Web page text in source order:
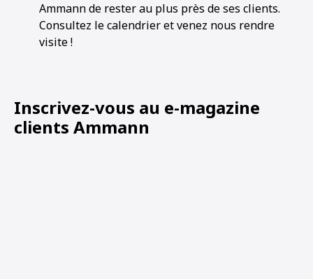
Ammann de rester au plus près de ses clients.
Consultez le calendrier et venez nous rendre
visite !
Inscrivez-vous au e-magazine
clients Ammann